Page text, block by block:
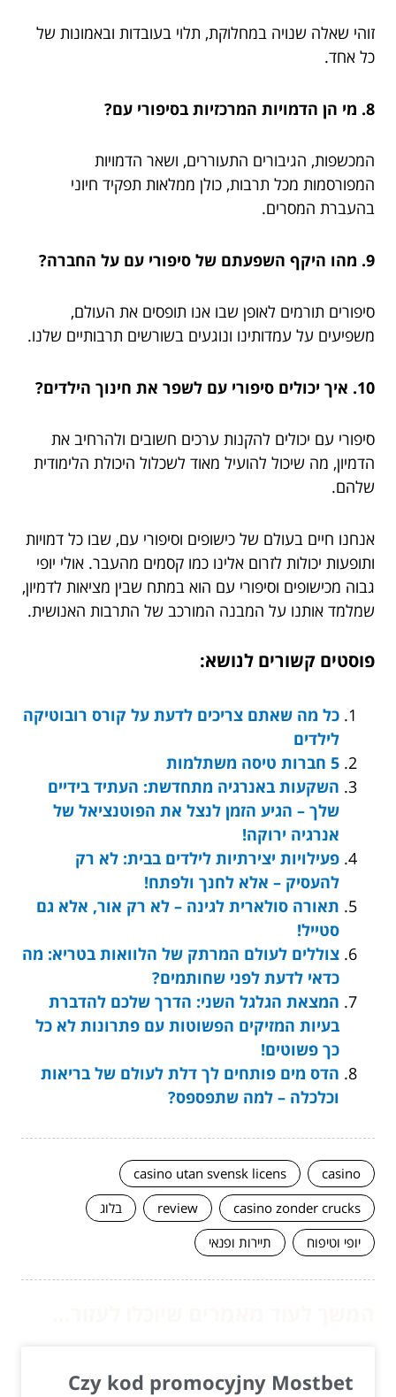
זוהי שאלה שנויה במחלוקת, תלוי בעובדות ובאמונות של
כל אחד.
8. מי הן הדמויות המרכזיות בסיפורי עם?
המכשפות, הגיבורים התעוררים, ושאר הדמויות
המפורסמות מכל תרבות, כולן ממלאות תפקיד חיוני
בהעברת המסרים.
9. מהו היקף השפעתם של סיפורי עם על החברה?
סיפורים תורמים לאופן שבו אנו תופסים את העולם,
משפיעים על עמדותינו ונוגעים בשורשים תרבותיים שלנו.
10. איך יכולים סיפורי עם לשפר את חינוך הילדים?
סיפורי עם יכולים להקנות ערכים חשובים ולהרחיב את
הדמיון, מה שיכול להועיל מאוד לשכלול היכולת הלימודית
שלהם.
אנחנו חיים בעולם של כישופים וסיפורי עם, שבו כל דמויות
ותופעות יכולות לזרום אלינו כמו קסמים מהעבר. אולי יופי
גבוה מכישופים וסיפורי עם הוא במתח שבין מציאות לדמיון,
שמלמד אותנו על המבנה המורכב של התרבות האנושית.
פוסטים קשורים לנושא:
כל מה שאתם צריכים לדעת על קורס רובוטיקה
לילדים
5 חברות טיסה משתלמות
השקעות באנרגיה מתחדשת: העתיד בידיים
שלך – הגיע הזמן לנצל את הפוטנציאל של
אנרגיה ירוקה!
פעילויות יצירתיות לילדים בבית: לא רק
להעסיק – אלא לחנך ולפתח!
תאורה סולארית לגינה – לא רק אור, אלא גם
סטייל!
צוללים לעולם המרתק של הלוואות בטריא: מה
כדאי לדעת לפני שחותמים?
המצאת הגלגל השני: הדרך שלכם להדברת
בעיות המזיקים הפשוטות עם פתרונות לא כל
כך פשוטים!
הדס מים פותחים לך דלת לעולם של בריאות
וכלכלה – למה שתפספס?
casino
casino utan svensk licens
casino zonder crucks
review
בלוג
יופי וטיפוח
תיירות ופנאי
Czy kod promocyjny Mostbet